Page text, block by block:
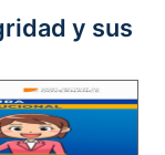
y sus